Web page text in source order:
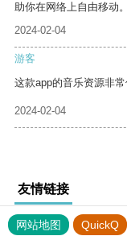
助你在网络上自由移动。
2024-02-04
游客
这款app的音乐资源非
2024-02-04
友情链接
网站地图 QuickQ